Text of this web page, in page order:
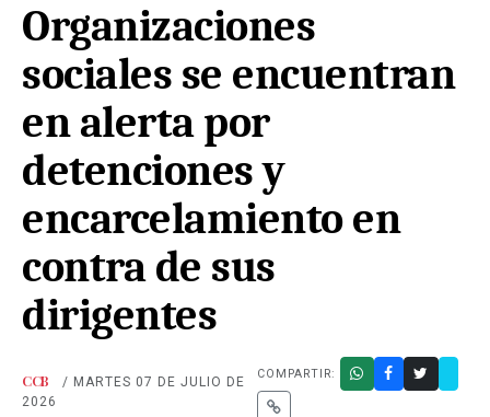
Organizaciones
sociales se encuentran
en alerta por
detenciones y
encarcelamiento en
contra de sus
dirigentes
CCB
/ MARTES 07 DE JULIO DE
2026
COMPARTIR: